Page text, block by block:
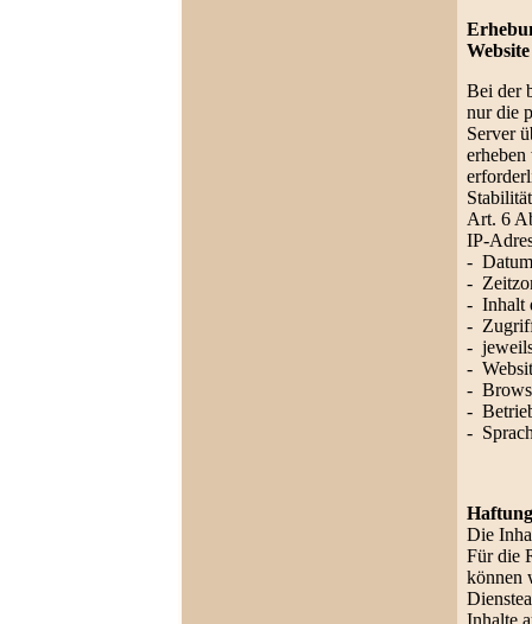
Website
Bei der
nur die
Server
Art. 6
IP-
-
-
- Inhalt
-
-
-
-
-
-
Die
Für die
können
Inhalte